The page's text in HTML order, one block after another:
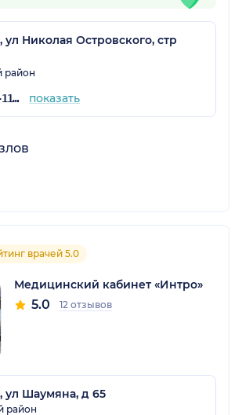
ул Николая Островского, стр
район
+7 (851) 220-11-30 показать
врачей 5.0
Медицинский кабинет «Интро»
5.0 12 отзывов
ул Шаумяна, д 65
район